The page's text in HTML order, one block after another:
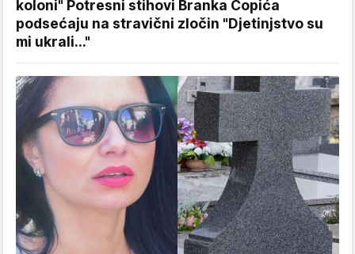
koloni" Potresni stihovi Branka Ćopića
podsećaju na stravični zločin "Djetinjstvo su
mi ukrali..."